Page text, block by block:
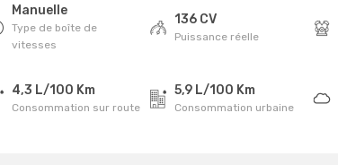
Manuelle
Type de boîte de
vitesses
136 CV
Puissance réelle
4,3 L/100 Km
Consommation sur route
5,9 L/100 Km
Consommation urbaine